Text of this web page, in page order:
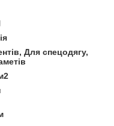
Для спецодягу,